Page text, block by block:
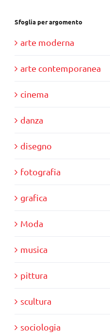
Sfoglia per argomento
arte moderna
arte contemporanea
cinema
danza
disegno
fotografia
grafica
Moda
musica
pittura
scultura
sociologia